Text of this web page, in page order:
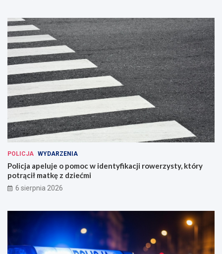
POLICJA WYDARZENIA
Policja apeluje o pomoc w identyfikacji rowerzysty, który
potrącił matkę z dziećmi
6 sierpnia 2026